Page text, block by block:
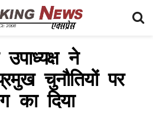
ने
चुनौतियों पर
का दिया